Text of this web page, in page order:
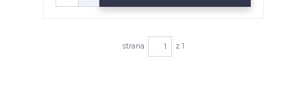
strana z 1